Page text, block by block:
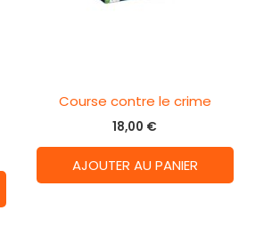
Course contre le crime
18,00 €
AJOUTER AU PANIER